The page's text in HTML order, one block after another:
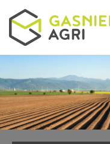
Aller au contenu principal